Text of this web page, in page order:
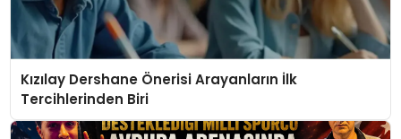
Kızılay Dershane Önerisi Arayanların İlk
Tercihlerinden Biri